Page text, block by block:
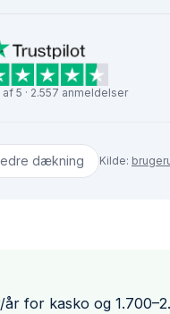
af 5 · 2.557 anmeldelser
dækning Kilde:
for kasko og